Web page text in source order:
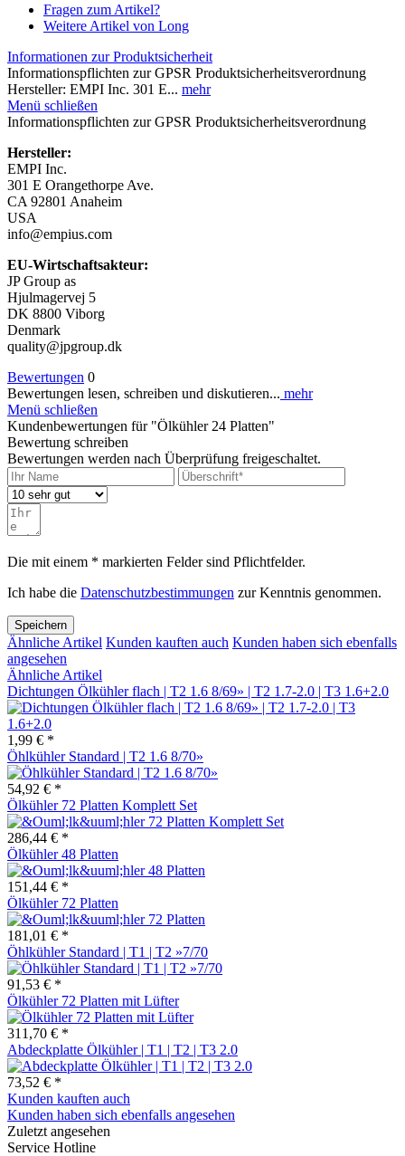
Fragen zum Artikel?
Weitere Artikel von Long
Informationen zur Produktsicherheit
Informationspflichten zur GPSR Produktsicherheitsverordnung
Hersteller: EMPI Inc. 301 E... mehr
Menü schließen
Informationspflichten zur GPSR Produktsicherheitsverordnung
Hersteller:
EMPI Inc.
301 E Orangethorpe Ave.
CA 92801 Anaheim
USA
info@empius.com
EU-Wirtschaftsakteur:
JP Group as
Hjulmagervej 5
DK 8800 Viborg
Denmark
quality@jpgroup.dk
Bewertungen 0
Bewertungen lesen, schreiben und diskutieren... mehr
Menü schließen
Kundenbewertungen für "Ölkühler 24 Platten"
Bewertung schreiben
Bewertungen werden nach Überprüfung freigeschaltet.
Die mit einem * markierten Felder sind Pflichtfelder.
Ich habe die Datenschutzbestimmungen zur Kenntnis genommen.
Speichern
Ähnliche Artikel Kunden kauften auch Kunden haben sich ebenfalls
angesehen
Ähnliche Artikel
Dichtungen Ölkühler flach | T2 1.6 8/69» | T2 1.7-2.0 | T3 1.6+2.0
1,99 € *
Öhlkühler Standard | T2 1.6 8/70»
54,92 € *
Ölkühler 72 Platten Komplett Set
286,44 € *
Ölkühler 48 Platten
151,44 € *
Ölkühler 72 Platten
181,01 € *
Öhlkühler Standard | T1 | T2 »7/70
91,53 € *
Ölkühler 72 Platten mit Lüfter
311,70 € *
Abdeckplatte Ölkühler | T1 | T2 | T3 2.0
73,52 € *
Kunden kauften auch
Kunden haben sich ebenfalls angesehen
Zuletzt angesehen
Service Hotline